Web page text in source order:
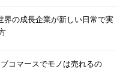
の成長企業が新しい日常で実
コマースでモノは売れるの